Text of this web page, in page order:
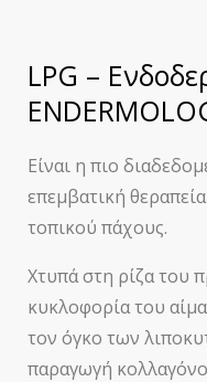
LPG –
Είναι η πιο
επεμβατική
τοπικού πάχους.
Χτυπά στη ρίζα του
κυκλοφορία του
τον όγκο των
παραγωγή